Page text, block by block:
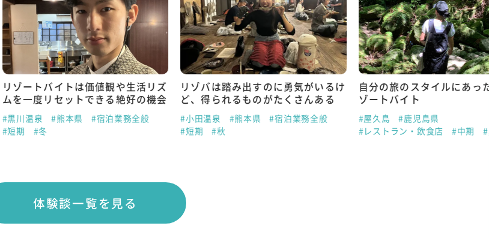
リゾートバイトは価値観や生活リズ
ムを一度リセットできる絶好の機会
#黒川温泉 #熊本県
#宿泊業務全般
#短期
#冬
リゾバは踏み出すのに勇気がいるけ
ど、得られるものがたくさんある
#小田温泉 #熊本県
#宿泊業務全般
#短期
#秋
自分の旅のスタイルにあっ
ゾートバイト
#屋久島
#鹿児島県
#レストラン・飲食店
#中期
体験談一覧を見る